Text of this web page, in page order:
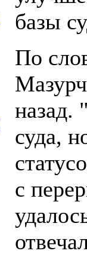
базы
По
назад.
суда,
с